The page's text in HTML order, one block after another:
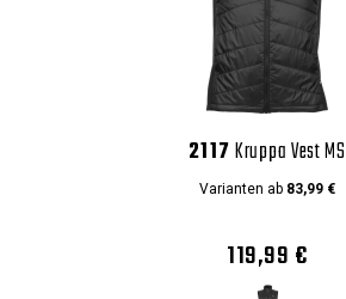
2117Kruppa Vest MS
Varianten ab 83,99 €
119,99 €